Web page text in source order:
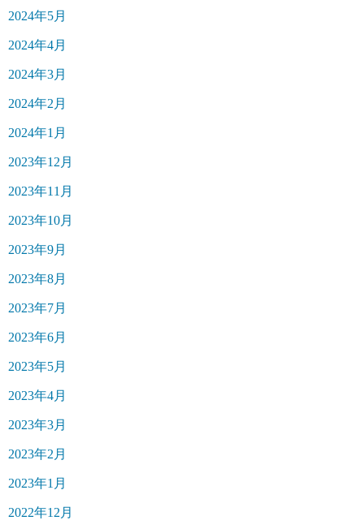
2024年5月
2024年4月
2024年3月
2024年2月
2024年1月
2023年12月
2023年11月
2023年10月
2023年9月
2023年8月
2023年7月
2023年6月
2023年5月
2023年4月
2023年3月
2023年2月
2023年1月
2022年12月